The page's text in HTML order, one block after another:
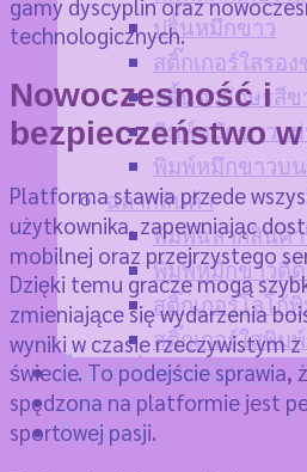
ปริ้นหมึกขาว
สติ๊กเกอร์ใสรอง
ปริ้นตัวอักษรสีข
พิมพ์หมึกขาวแ
พิมพ์หมึกขาวบน
ฉลากสินค้า
พิมพ์ฉลากสินค้
พิมพ์หมึกขาวติ
สติ๊กเกอร์โลโก้
สติ๊กเกอร์ใสพิม
ขั้นตอนสั่งพิมพ์หมึกขาว
บทความ
ติดต่อเรา
gamy dyscyplin oraz
technologicznych.
Nowoczesność i
bezpieczeństwo w
Platforma stawia przede
użytkownika, zapewniając
mobilnej oraz przejrzystego
Dzięki temu gracze mogą
zmieniające się wydarzenia
wyniki w czasie rzeczywistym
świecie. To podejście sprawia,
spędzona na platformie jest
sportowej pasji.